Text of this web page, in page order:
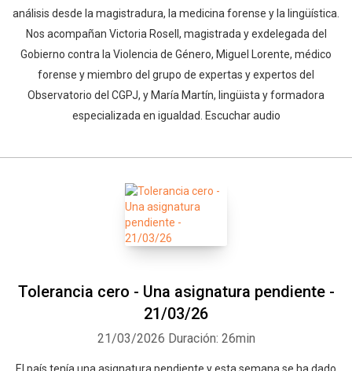
análisis desde la magistradura, la medicina forense y la lingüística.
Nos acompañan Victoria Rosell, magistrada y exdelegada del
Gobierno contra la Violencia de Género, Miguel Lorente, médico
forense y miembro del grupo de expertas y expertos del
Observatorio del CGPJ, y María Martín, lingüista y formadora
especializada en igualdad. Escuchar audio
Tolerancia cero - Una asignatura pendiente -
21/03/26
21/03/2026 Duración: 26min